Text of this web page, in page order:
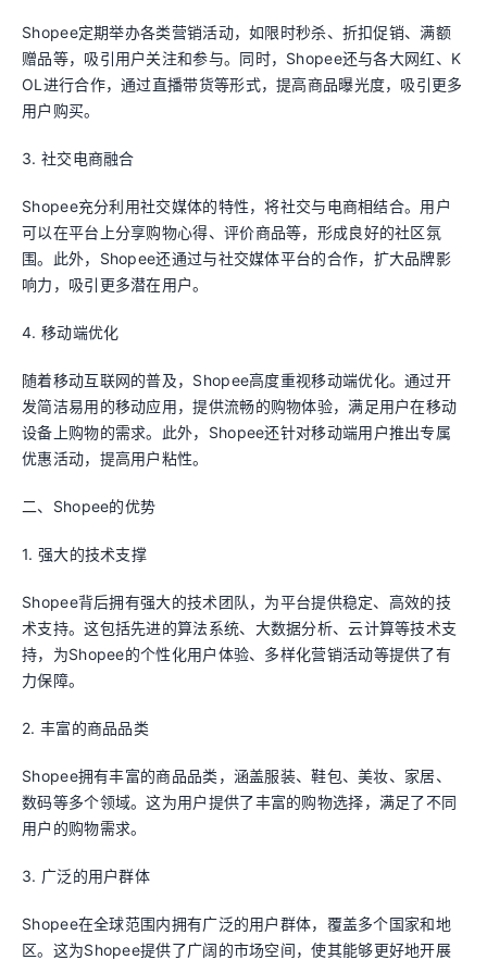
Shopee定期举办各类营销活动，如限时秒杀、折扣促销、满额
赠品等，吸引用户关注和参与。同时，Shopee还与各大网红、K
OL进行合作，通过直播带货等形式，提高商品曝光度，吸引更多
用户购买。
3. 社交电商融合
Shopee充分利用社交媒体的特性，将社交与电商相结合。用户
可以在平台上分享购物心得、评价商品等，形成良好的社区氛
围。此外，Shopee还通过与社交媒体平台的合作，扩大品牌影
响力，吸引更多潜在用户。
4. 移动端优化
随着移动互联网的普及，Shopee高度重视移动端优化。通过开
发简洁易用的移动应用，提供流畅的购物体验，满足用户在移动
设备上购物的需求。此外，Shopee还针对移动端用户推出专属
优惠活动，提高用户粘性。
二、Shopee的优势
1. 强大的技术支撑
Shopee背后拥有强大的技术团队，为平台提供稳定、高效的技
术支持。这包括先进的算法系统、大数据分析、云计算等技术支
持，为Shopee的个性化用户体验、多样化营销活动等提供了有
力保障。
2. 丰富的商品品类
Shopee拥有丰富的商品品类，涵盖服装、鞋包、美妆、家居、
数码等多个领域。这为用户提供了丰富的购物选择，满足了不同
用户的购物需求。
3. 广泛的用户群体
Shopee在全球范围内拥有广泛的用户群体，覆盖多个国家和地
区。这为Shopee提供了广阔的市场空间，使其能够更好地开展